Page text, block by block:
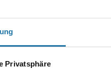
Privatsphäre